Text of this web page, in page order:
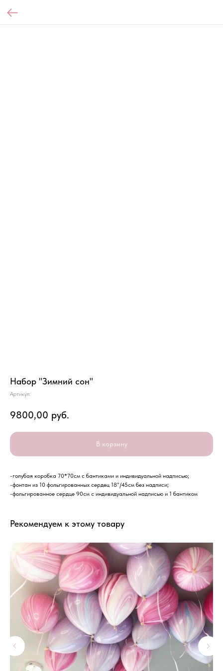
Набор "Зимний сон"
Артикул:
9800,00 руб.
В корзину
-голубая коробка 70*70см с бантиками и индивидуальной надписью;
-фонтан из 10 фольгированных сердец 18"/45см без надписи;
-фольгированное сердце 90см с индивидуальной надписью и 1 бантиком
Рекомендуем к этому товару